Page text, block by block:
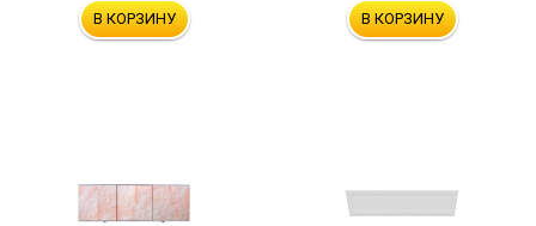
В КОРЗИНУ В КОРЗИНУ